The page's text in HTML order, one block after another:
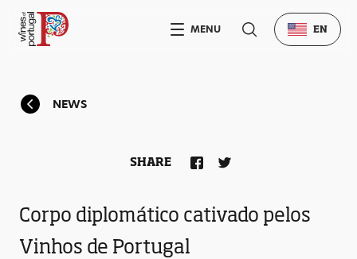
NEWS
Corpo diplomático cativado pelos
Vinhos de Portugal
SHARE
MENU EN